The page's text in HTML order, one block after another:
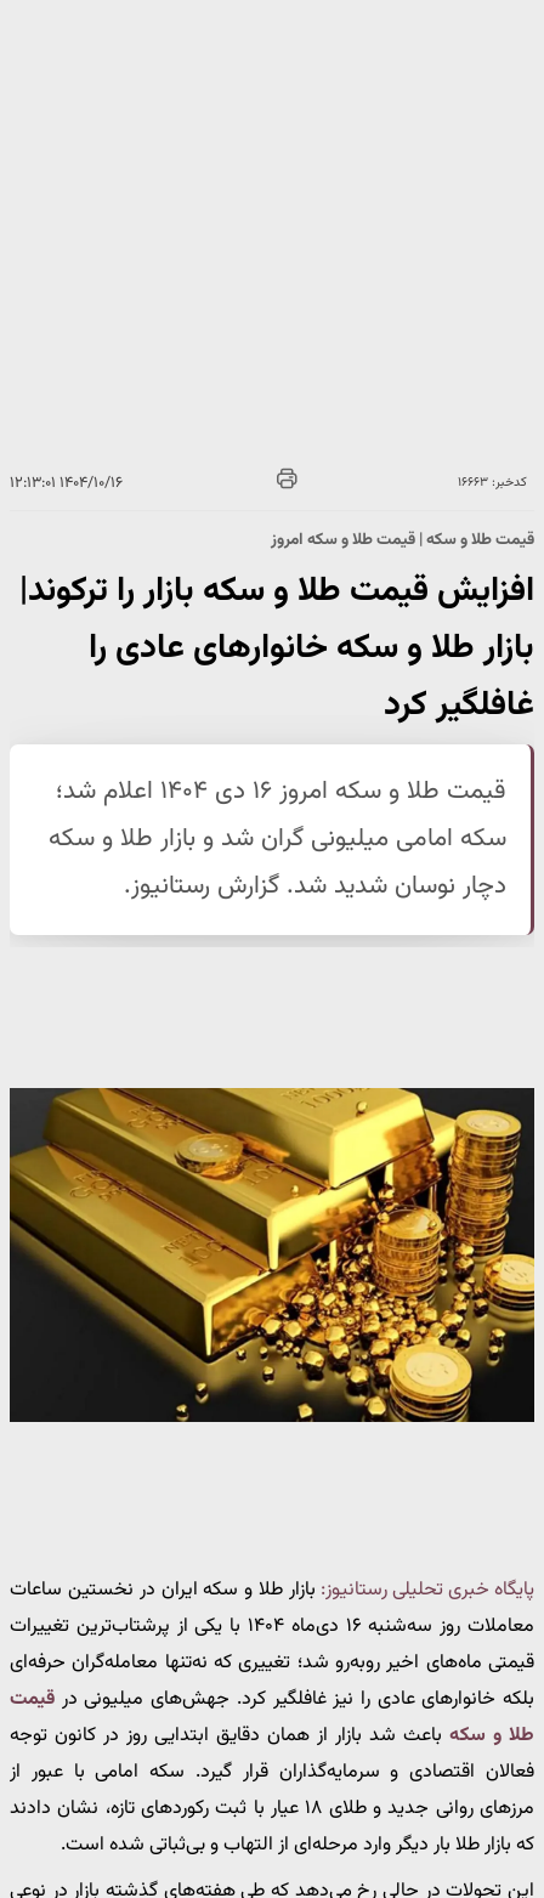
کدخبر: ۱۶۶۶۳ ۱۴۰۴/۱۰/۱۶ ۱۲:۱۳:۰۱
قیمت طلا و سکه | قیمت طلا و سکه امروز
افزایش قیمت طلا و سکه بازار را ترکوند|
بازار طلا و سکه خانوارهای عادی را
غافلگیر کرد
قیمت طلا و سکه امروز ۱۶ دی ۱۴۰۴ اعلام شد؛
سکه امامی میلیونی گران شد و بازار طلا و سکه
دچار نوسان شدید شد. گزارش رستانیوز.
پایگاه خبری تحلیلی رستانیوز: بازار طلا و سکه ایران در نخستین ساعات
معاملات روز سه‌شنبه ۱۶ دی‌ماه ۱۴۰۴ با یکی از پرشتاب‌ترین تغییرات
قیمتی ماه‌های اخیر روبه‌رو شد؛ تغییری که نه‌تنها معامله‌گران حرفه‌ای
بلکه خانوارهای عادی را نیز غافلگیر کرد. جهش‌های میلیونی در قیمت
طلا و سکه باعث شد بازار از همان دقایق ابتدایی روز در کانون توجه
فعالان اقتصادی و سرمایه‌گذاران قرار گیرد. سکه امامی با عبور از
مرزهای روانی جدید و طلای ۱۸ عیار با ثبت رکوردهای تازه، نشان دادند
که بازار طلا بار دیگر وارد مرحله‌ای از التهاب و بی‌ثباتی شده است.
این تحولات در حالی رخ می‌دهد که طی هفته‌های گذشته بازار در نوعی